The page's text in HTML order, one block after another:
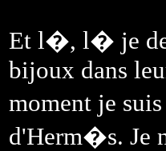
Et l�, l� je
bijoux dans
moment je
d'Herm�s. Je